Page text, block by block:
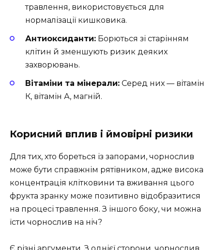
травлення, використовується для
нормалізації кишковика.
Антиоксиданти: Борються зі старінням
клітин й зменшують ризик деяких
захворювань.
Вітаміни та мінерали: Серед них — вітамін
К, вітамін А, магній.
Корисний вплив і ймовірні ризики
Для тих, хто бореться із запорами, чорнослив
може бути справжнім рятівником, адже висока
концентрація клітковини та вживання цього
фрукта зранку може позитивно відобразитися
на процесі травлення. З іншого боку, чи можна
їсти чорнослив на ніч?